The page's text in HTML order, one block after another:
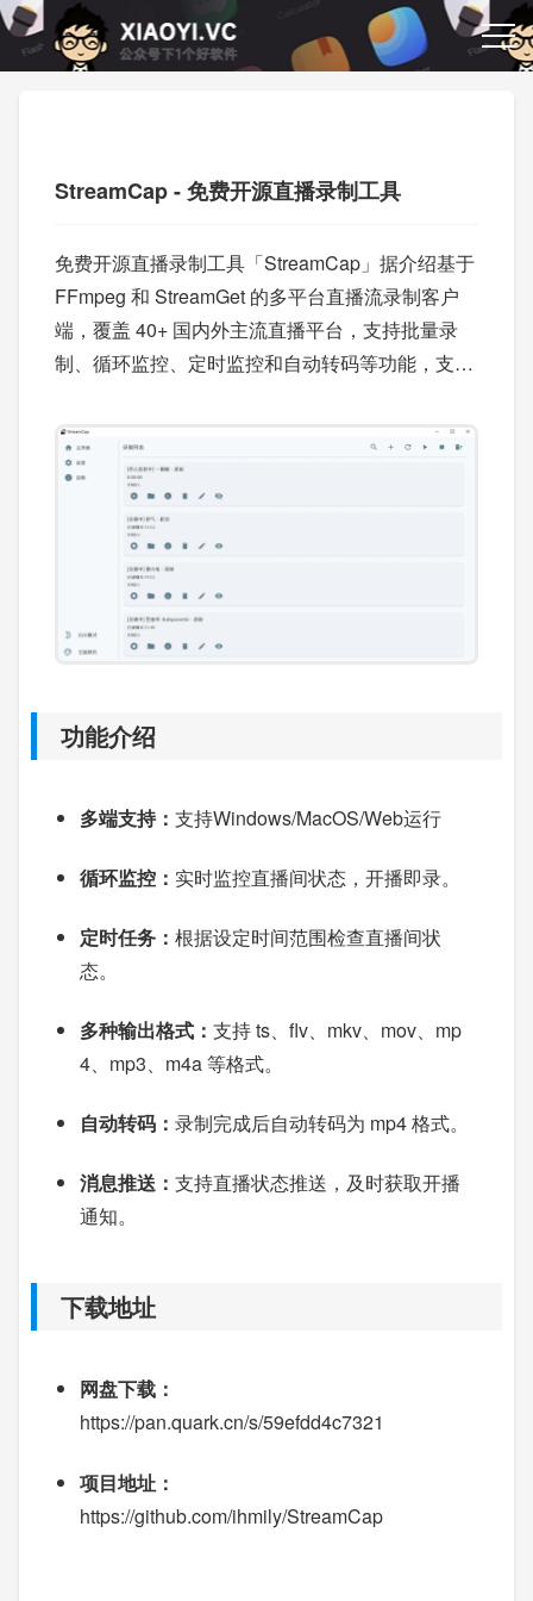
StreamCap - 免费开源直播录制工具
免费开源直播录制工具「StreamCap」据介绍基于
FFmpeg 和 StreamGet 的多平台直播流录制客户
端，覆盖 40+ 国内外主流直播平台，支持批量录
制、循环监控、定时监控和自动转码等功能，支持
功能介绍
多端支持： 支持Windows/MacOS/Web运行
循环监控： 实时监控直播间状态，开播即录。
定时任务： 根据设定时间范围检查直播间状
态。
多种输出格式： 支持 ts、flv、mkv、mov、mp
4、mp3、m4a 等格式。
自动转码： 录制完成后自动转码为 mp4 格式。
消息推送： 支持直播状态推送，及时获取开播
通知。
下载地址
网盘下载：
https://pan.quark.cn/s/59efdd4c7321
项目地址：
https://github.com/ihmily/StreamCap